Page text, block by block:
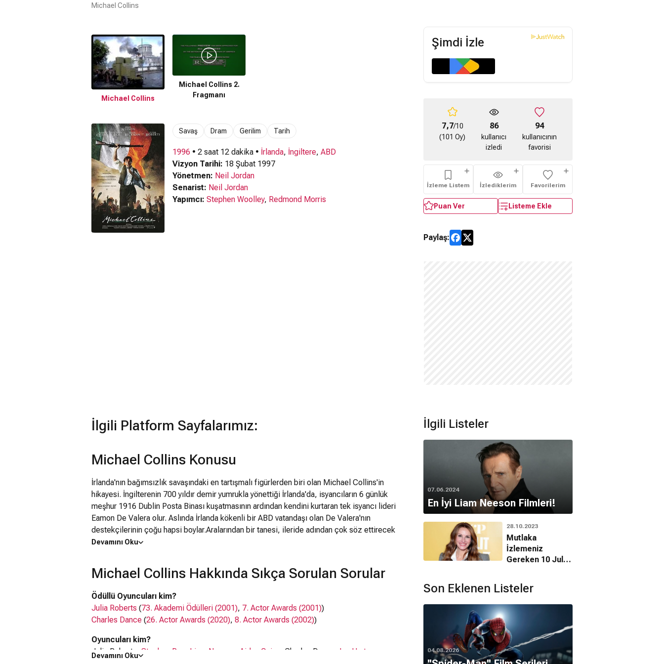
Michael Collins
Michael Collins
Michael Collins 2.
Fragmanı
Savaş Dram Gerilim Tarih
1996 • 2 saat 12 dakika • İrlanda, İngiltere, ABD
Vizyon Tarihi: 18 Şubat 1997
Yönetmen: Neil Jordan
Senarist: Neil Jordan
Yapımcı: Stephen Woolley, Redmond Morris
Şimdi İzle
7,7/10
(101 Oy)
86
kullanıcı
izledi
94
kullanıcının
favorisi
İzleme Listem İzlediklerim Favorilerim
Puan Ver Listeme Ekle
Paylaş:
İlgili Platform Sayfalarımız:
Michael Collins Konusu
İrlanda'nın bağımsızlık savaşındaki en tartışmalı figürlerden biri olan Michael Collins'in
hikayesi. İngilterenin 700 yıldır demir yumrukla yönettiği İrlanda'da, isyancıların 6 günlük
meşhur 1916 Dublin Posta Binası kuşatmasının ardından kendini kurtaran tek isyancı lideri
Eamon De Valera olur. Aslında İrlanda kökenli bir ABD vatandaşı olan De Valera'nın
destekçilerinin çoğu hapsi boylar.Aralarından bir tanesi, ileride adından çok söz ettirecek
olan Michael Collins, hapisten çıktığında isyan hareketi ile ilgili yeni fikirlere sahiptir.
ile birlikte Irish Volunteers (İrlandalı Gönüllüler) isimli bir hareketi başlatır. Terörist saldırılar,
gerilla savaşı ve anahtar rol oynayan bir casusluk operasyonunu başarıyla organize edip üçlü
bir strateji güden Collins, kısa zamanda İngiliz hükümetini köşeye sıkıştıracaktır.Neticede
Cumhuriyetçi Hareket doğar ve Collins, özgürlük isteyen İrlandalılar arasında kahramanlaşır.
Bağımsızlığa giden yöntemler konusunda Collins'le aynı görüşleri paylaşmayan De Valera,
hareket içerisinde kendi etkinliğini artırmak için karşı mücadele başlatır. Dava arkadaşı
Boland'ın sevgilisine aşık olma talihsizliğine düşen Collins artık birden fazla cephede
mücadele vermek zorundadır.Olaylar köşeye sıkışan İngiliz hükümetinin İrlanda'ya kısıtlı bir
otonomi veren doğrudan görüşmelere ikna olmasına kadar gider. Görüşmeler sırasında,
Devamını Oku
Michael Collins Hakkında Sıkça Sorulan Sorular
Ödüllü Oyuncuları kim?
Julia Roberts (73. Akademi Ödülleri (2001), 7. Actor Awards (2001))
Charles Dance (26. Actor Awards (2020), 8. Actor Awards (2002))
Oyuncuları kim?
Julia Roberts, Stephen Rea Liam Neeson Aidan Quinn , Charles Dance, Ian Hart
Devamını Oku
İlgili Listeler
07.06.2024
En İyi Liam Neeson Filmleri!
28.10.2023
Mutlaka
İzlemeniz
Gereken 10 Julia
Son Eklenen Listeler
04.08.2026